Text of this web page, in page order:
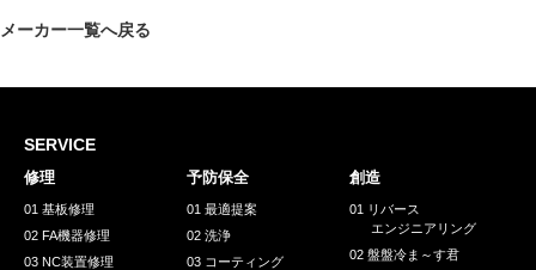
GREEN CHALLENGE
環境への取り組み
お問い合わせ 発送先
メーカー一覧へ戻る
SERVICE
修理
01 基板修理
02 FA機器修理
03 NC装置修理
予防保全
01 最適提案
02 洗浄
03 コーティング
創造
01 リバース
エンジニアリング
02 盤盤冷ま～す君